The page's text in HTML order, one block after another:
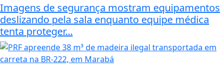
Imagens de segurança mostram equipamentos
deslizando pela sala enquanto equipe médica
tenta proteger...